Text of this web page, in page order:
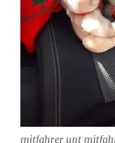
mitfahrer unt